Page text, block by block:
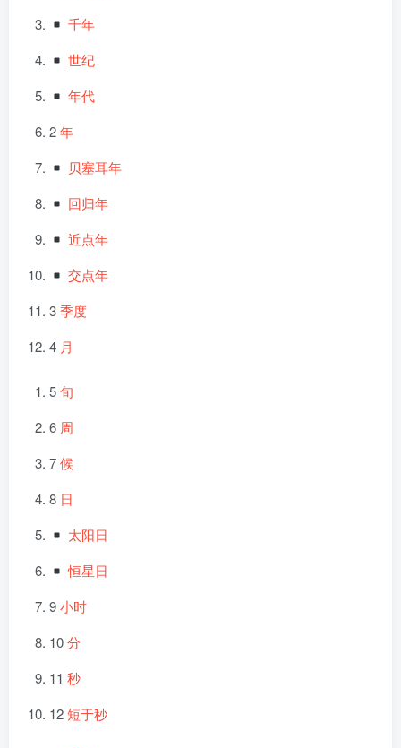
千年
世纪
年代
2年
贝塞耳年
回归年
近点年
交点年
3季度
4 月
5旬
6 周
7候
8 日
太阳日
恒星日
9小时
10分
11 秒
12短于秒